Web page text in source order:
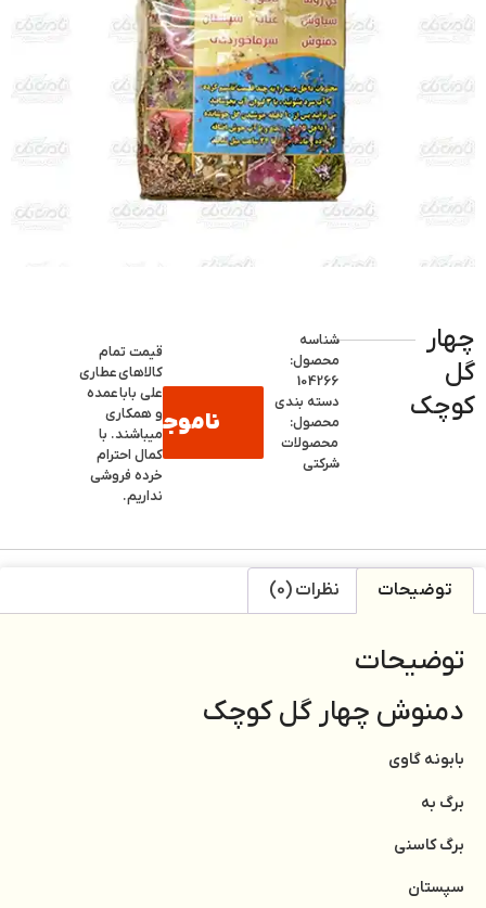
چهار
گل
کوچک
شناسه
محصول:
104266
دسته بندی
محصول:
محصولات
شرکتی
ناموجود
قیمت تمام
کالاهایعطاری
علی باباعمده
و همکاری
میباشند. با
کمال احترام
خرده فروشی
نداریم.
توضیحات نظرات (0)
توضیحات
دمنوش چهار گل کوچک
بابونه گاوی
برگ به
برگ کاسنی
سپستان